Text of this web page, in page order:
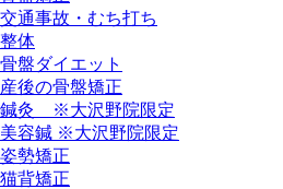
交通事故・むち打ち
整体
骨盤ダイエット
産後の骨盤矯正
鍼灸 ※大沢野院限定
美容鍼 ※大沢野院限定
姿勢矯正
猫背矯正